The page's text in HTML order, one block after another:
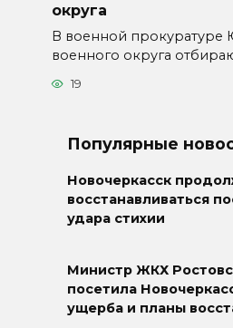
округа
В военной прокуратуре
военного округа
19
Популярные
Новочеркасск
восстанавливаться
удара стихии
Министр ЖКХ
посетила
ущерба и планы